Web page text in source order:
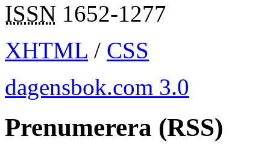
ISSN 1652-1277
XHTML / CSS
dagensbok.com 3.0
Prenumerera (RSS)